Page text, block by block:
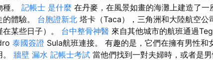
。 記帳士 是什麼 在丹麥，在風景如畫的海灘上建造了一
體驗。 台胞證新北 塔卡（Taca），三角洲和大陸航空公
某些日子）。 台中整骨神醫 來自其他城市的航班通過
泰國簽證 Sula航班連接。 有趣的是，它們在擁有男性和
牆壁 漏水 記帳士考試 當他們找到一對夫婦時，或者是